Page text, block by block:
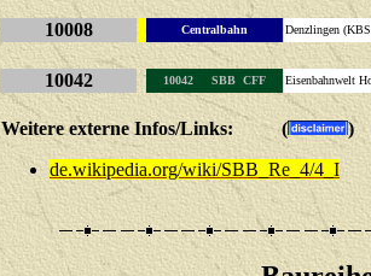
10008 Centralbahn Denzlingen
10042 10042 SBB CFF Eisenbahnwelt
Weitere externe Infos/Links: (
)
de.wikipedia.org/wiki/SBB_Re_4/4_I